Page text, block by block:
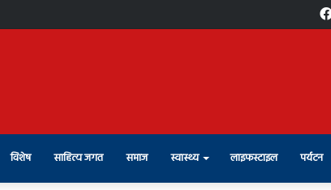
विशेष साहित्य जगत समाज स्वास्थ्य लाइफस्टाइल पर्यटन